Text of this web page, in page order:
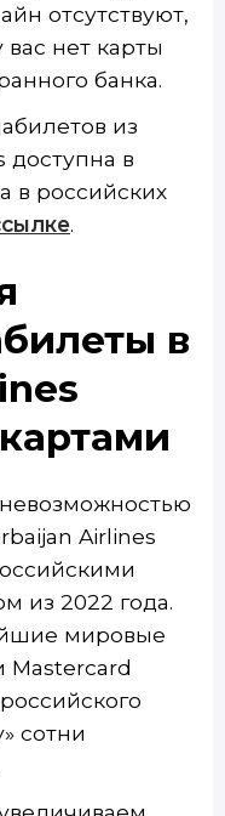
отсутствуют,
нет карты
банка.
из
доступна в
в российских
.
в
Airlines
из 2022 года.
мировые
Mastercard
сотни